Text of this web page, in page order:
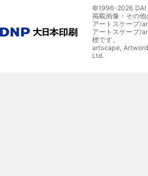
©1996-2026 DAI
掲載画像・その他
アートスケープ/
アートスケープ/
標です。
artscape,
Ltd.